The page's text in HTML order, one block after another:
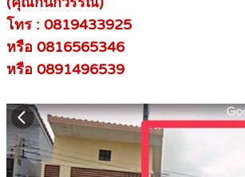
โทร : 0819433925
หรือ 0816565346
หรือ 0891496539